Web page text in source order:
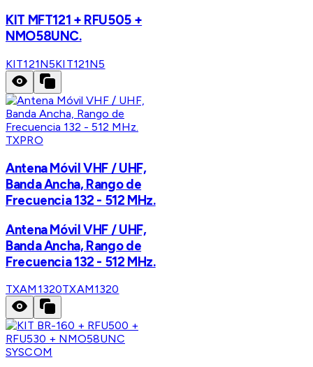
KIT MFT121 + RFU505 +
NMO58UNC.
KIT121N5KIT121N5
TXPRO
Antena Móvil VHF / UHF,
Banda Ancha, Rango de
Frecuencia 132 - 512 MHz.
Antena Móvil VHF / UHF,
Banda Ancha, Rango de
Frecuencia 132 - 512 MHz.
TXAM1320TXAM1320
SYSCOM